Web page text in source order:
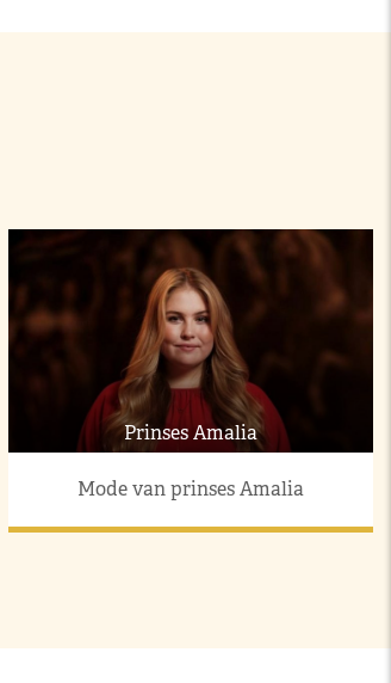
Prinses Amalia
Mode van prinses Amalia